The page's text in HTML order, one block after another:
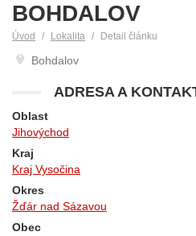
BOHDALOV
Úvod Lokalita Detail článku
Bohdalov
ADRESA A
Oblast
Jihovýchod
Kraj
Kraj Vysočina
Okres
Žďár nad Sázavou
Obec